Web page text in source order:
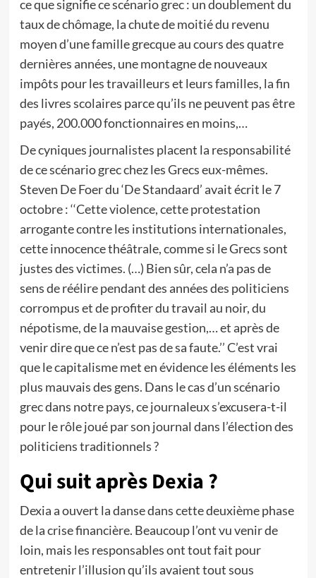
ce que signifie ce scénario grec : un doublement du
taux de chômage, la chute de moitié du revenu
moyen d’une famille grecque au cours des quatre
dernières années, une montagne de nouveaux
impôts pour les travailleurs et leurs familles, la fin
des livres scolaires parce qu’ils ne peuvent pas être
payés, 200.000 fonctionnaires en moins,…
De cyniques journalistes placent la responsabilité
de ce scénario grec chez les Grecs eux-mêmes.
Steven De Foer du ‘De Standaard’ avait écrit le 7
octobre : ‘‘Cette violence, cette protestation
arrogante contre les institutions internationales,
cette innocence théâtrale, comme si le Grecs sont
justes des victimes. (…) Bien sûr, cela n’a pas de
sens de réélire pendant des années des politiciens
corrompus et de profiter du travail au noir, du
népotisme, de la mauvaise gestion,… et après de
venir dire que ce n’est pas de sa faute.’’ C’est vrai
que le capitalisme met en évidence les éléments les
plus mauvais des gens. Dans le cas d’un scénario
grec dans notre pays, ce journaleux s’excusera-t-il
pour le rôle joué par son journal dans l’élection des
politiciens traditionnels ?
Qui suit après Dexia ?
Dexia a ouvert la danse dans cette deuxième phase
de la crise financière. Beaucoup l’ont vu venir de
loin, mais les responsables ont tout fait pour
entretenir l’illusion qu’ils avaient tout sous